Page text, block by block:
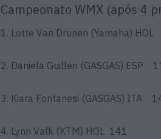
Campeonato WMX (após 4
1. Lotte Van Drunen (Yamaha)
2. Daniela Guillen (GASGAS) ESP
3. Kiara Fontanesi (GASGAS) ITA
4. Lynn Valk (KTM) HOL 141